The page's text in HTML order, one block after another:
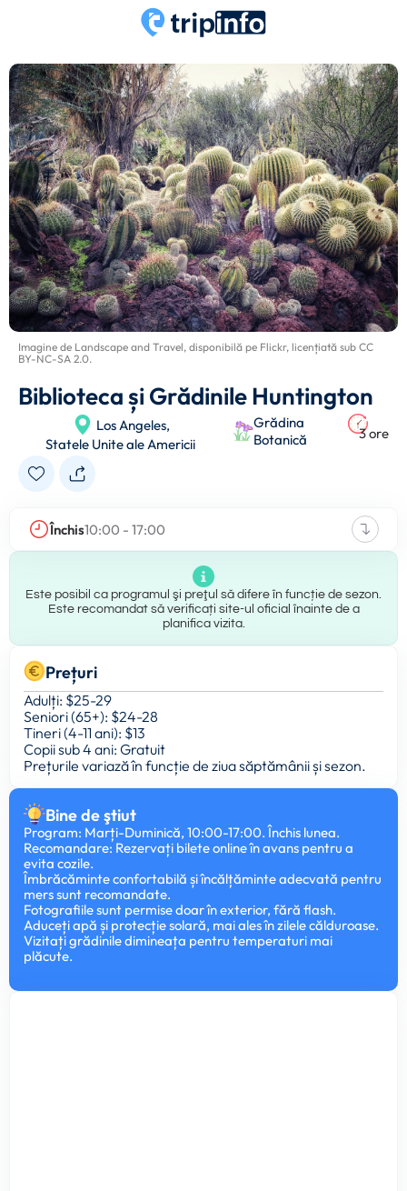
Imagine de Landscape and Travel, disponibilă pe Flickr, licențiată sub CC
BY-NC-SA 2.0.
Biblioteca și Grădinile Huntington
Los Angeles,
Statele Unite ale Americii
Grădina
Botanică
3 ore
Închis10:00 - 17:00
Este posibil ca programul şi preţul să difere în funcție de sezon.
Este recomandat să verificați site-ul oficial înainte de a
planifica vizita.
Prețuri
Adulți: $25-29
Seniori (65+): $24-28
Tineri (4-11 ani): $13
Copii sub 4 ani: Gratuit
Prețurile variază în funcție de ziua săptămânii și sezon.
Bine de ştiut
Program: Marți-Duminică, 10:00-17:00. Închis lunea.
Recomandare: Rezervați bilete online în avans pentru a
evita cozile.
Îmbrăcăminte confortabilă și încălțăminte adecvată pentru
mers sunt recomandate.
Fotografiile sunt permise doar în exterior, fără flash.
Aduceți apă și protecție solară, mai ales în zilele călduroase.
Vizitați grădinile dimineața pentru temperaturi mai
plăcute.